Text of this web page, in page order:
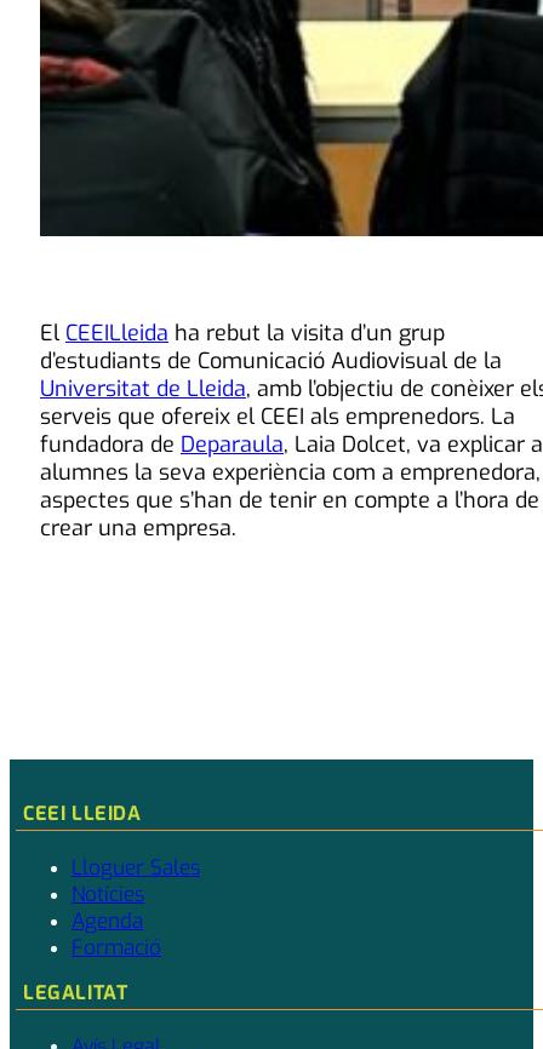
El CEEILleida ha rebut la visita d’un grup
d’estudiants de Comunicació Audiovisual de la
Universitat de Lleida, amb l’objectiu de conèixer
serveis que ofereix el CEEI als emprenedors. La
fundadora de Deparaula, Laia Dolcet, va explicar
alumnes la seva experiència com a
aspectes que s’han de tenir en compte a l’hora de
crear una empresa.
CEEI LLEIDA
Lloguer Sales
Notícies
Agenda
Formació
LEGALITAT